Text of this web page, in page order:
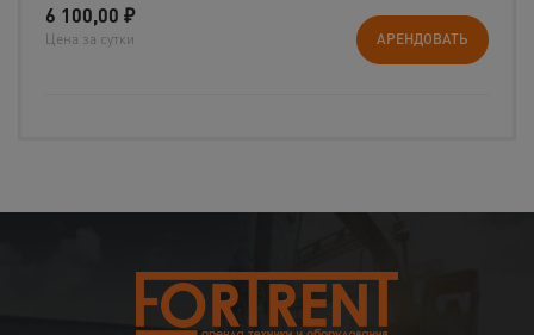
6 100,00 ₽
Цена за сутки АРЕНДОВАТЬ